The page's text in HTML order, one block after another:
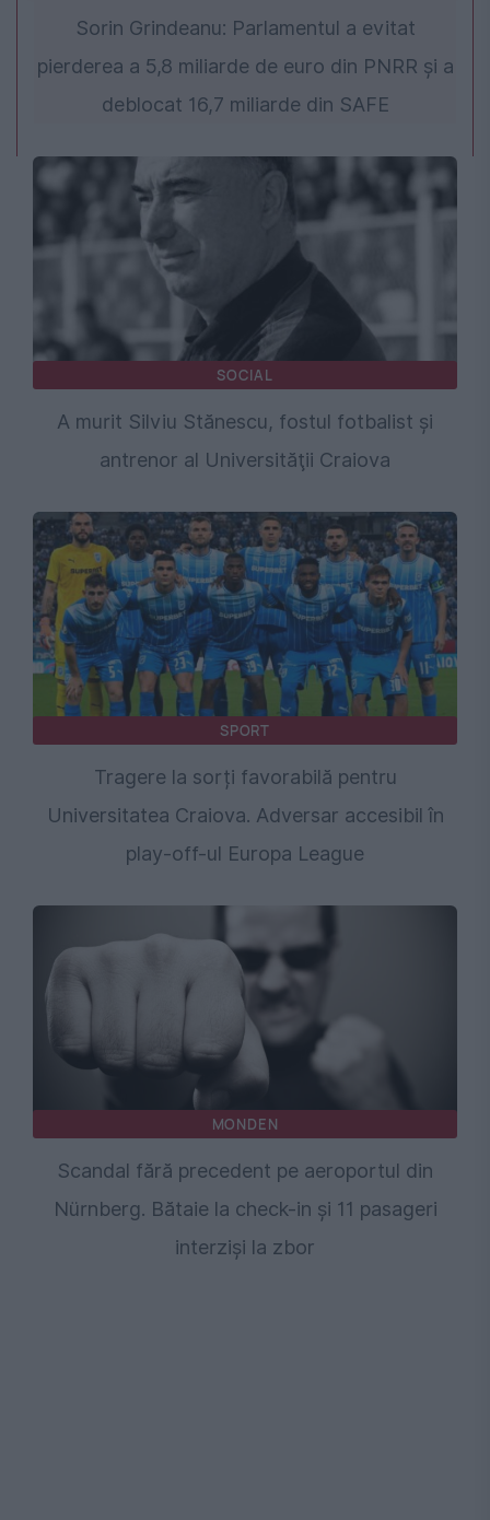
Sorin Grindeanu: Parlamentul a evitat
pierderea a 5,8 miliarde de euro din PNRR și a
deblocat 16,7 miliarde din SAFE
SOCIAL
A murit Silviu Stănescu, fostul fotbalist şi
antrenor al Universităţii Craiova
SPORT
Tragere la sorți favorabilă pentru
Universitatea Craiova. Adversar accesibil în
play-off-ul Europa League
MONDEN
Scandal fără precedent pe aeroportul din
Nürnberg. Bătaie la check-in și 11 pasageri
interziși la zbor